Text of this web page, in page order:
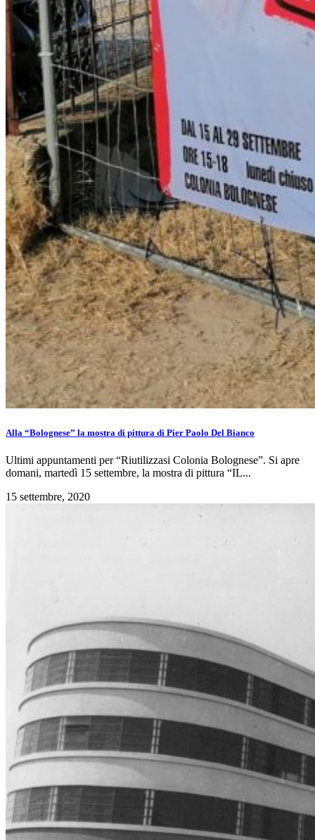
Alla “Bolognese” la mostra di pittura di Pier Paolo Del Bianco
Ultimi appuntamenti per “Riutilizzasi Colonia Bolognese”. Si apre
domani, martedì 15 settembre, la mostra di pittura “IL...
15 settembre, 2020